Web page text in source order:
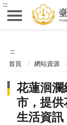
:::
:::
首頁 網站資源
花蓮洄瀾
市，提供
生活資訊